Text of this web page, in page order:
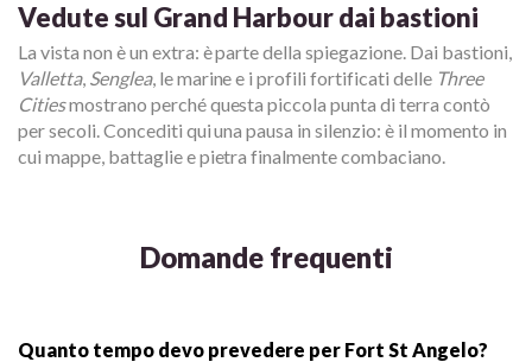
Vedute sul Grand Harbour dai bastioni
La vista non è un extra: è parte della spiegazione. Dai bastioni,
Valletta, Senglea, le marine e i profili fortificati delle Three
Citiesmostrano perché questa piccola punta di terra contò
per secoli. Concediti qui una pausa in silenzio: è il momento in
cui mappe, battaglie e pietra finalmente combaciano.
Domande frequenti
Quanto tempo devo prevedere per Fort St Angelo?